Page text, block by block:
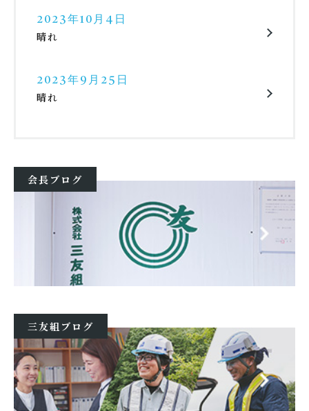
2023年10月4日
晴れ
2023年9月25日
晴れ
会長ブログ
三友組ブログ